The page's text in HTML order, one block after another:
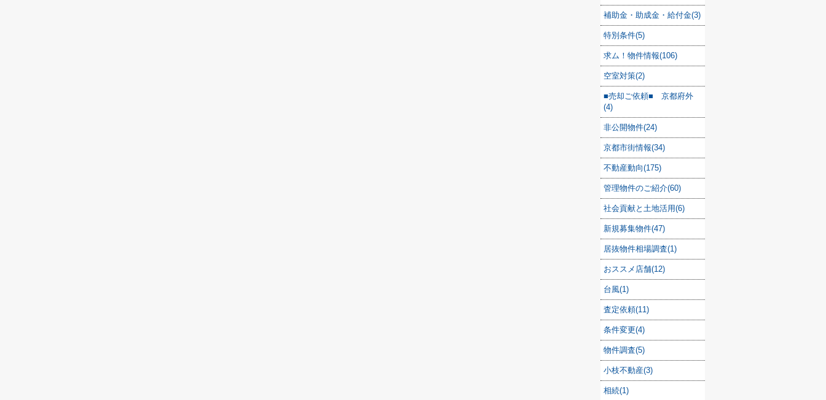
補助金・助成金・給付金(3)
特別条件(5)
求ム！物件情報(106)
空室対策(2)
■売却ご依頼■ 京都府外
(4)
非公開物件(24)
京都市街情報(34)
不動産動向(175)
管理物件のご紹介(60)
社会貢献と土地活用(6)
新規募集物件(47)
居抜物件相場調査(1)
おススメ店舗(12)
台風(1)
査定依頼(11)
条件変更(4)
物件調査(5)
小枝不動産(3)
相続(1)